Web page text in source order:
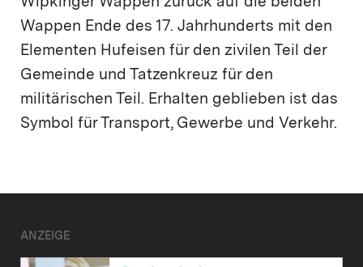
Wappen Ende des 17. Jahrhunderts mit den
Elementen Hufeisen für den zivilen Teil der
Gemeinde und Tatzenkreuz für den
militärischen Teil. Erhalten geblieben ist das
Symbol für Transport, Gewerbe und Verkehr.
ANZEIGE